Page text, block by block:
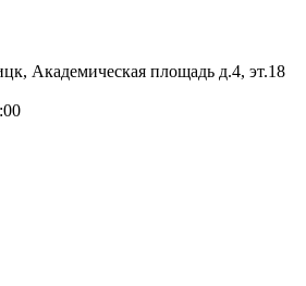
Академическая площадь д.4, эт.18